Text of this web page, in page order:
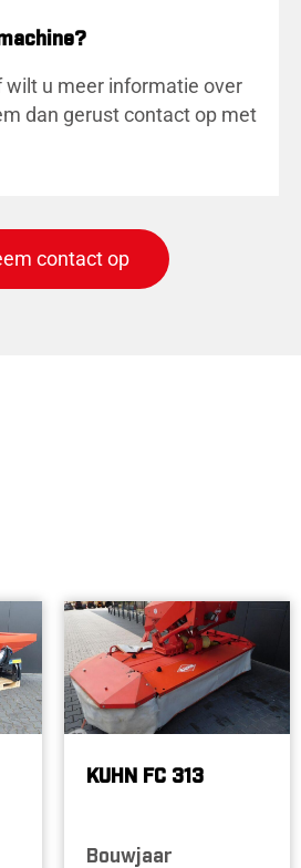
wilt u meer informatie over
dan gerust contact op met
contact op
KUHN FC 313
Bouwjaar